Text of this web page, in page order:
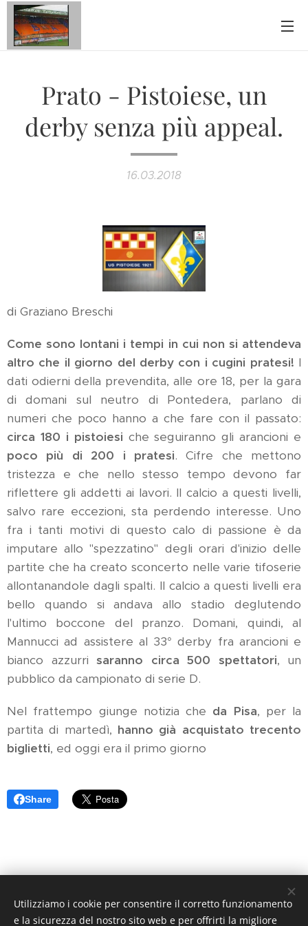
Prato - Pistoiese, un
derby senza più appeal.
16.03.2018
di Graziano Breschi
Come sono lontani i tempi in cui non si attendeva
altro che il giorno del derby con i cugini pratesi! I
dati odierni della prevendita, alle ore 18, per la gara
di domani sul neutro di Pontedera, parlano di
numeri che poco hanno a che fare con il passato:
circa 180 i pistoiesi che seguiranno gli arancioni e
poco più di 200 i pratesi. Cifre che mettono
tristezza e che nello stesso tempo devono far
riflettere gli addetti ai lavori. Il calcio a questi livelli,
salvo rare eccezioni, sta perdendo interesse. Uno
fra i tanti motivi di questo calo di passione è da
imputare allo "spezzatino" degli orari d'inizio delle
partite che ha creato sconcerto nelle varie tifoserie
allontanandole dagli spalti. Il calcio a questi livelli era
bello quando si andava allo stadio deglutendo
l'ultimo boccone del pranzo. Domani, quindi, al
Mannucci ad assistere al 33° derby fra arancioni e
bianco azzurri saranno circa 500 spettatori, un
pubblico da campionato di serie D.
Nel frattempo giunge notizia che da Pisa, per la
partita di martedì, hanno già acquistato trecento
biglietti, ed oggi era il primo giorno
Share
Arancione Magazine - Quotidiano di informazione sportiva -
Utilizziamo i cookie per consentire il corretto funzionamento
e la sicurezza del nostro sito web e per offrirti la migliore